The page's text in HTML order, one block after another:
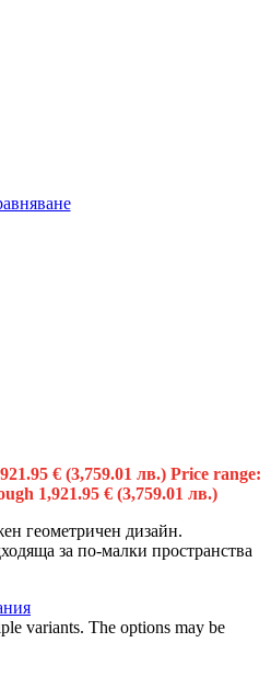
€ (3,759.01 лв.) Price range:
1,921.95 € (3,759.01 лв.)
геометричен дизайн.
за по-малки пространства
variants. The options may be